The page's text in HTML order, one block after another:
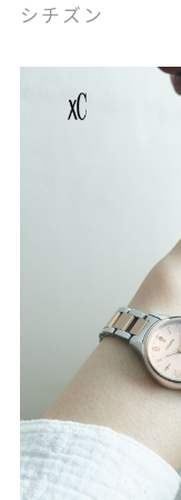
シチズン